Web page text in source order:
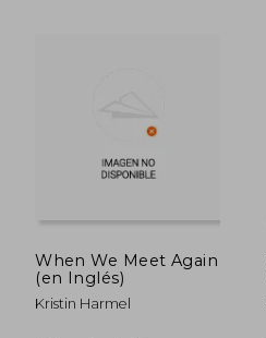
$ 30.948
When We Meet Again
(en Inglés)
Kristin Harmel